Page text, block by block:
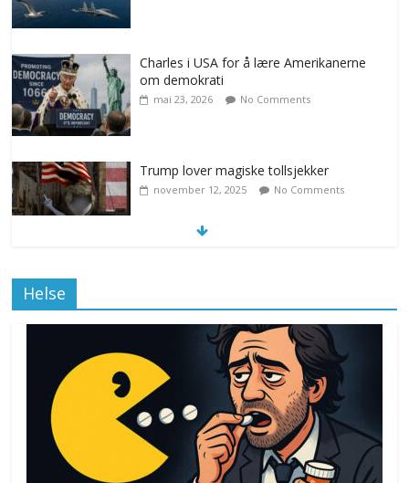
Charles i USA for å lære Amerikanerne
om demokrati
mai 23, 2026 No Comments
Trump lover magiske tollsjekker
november 12, 2025 No Comments
Drone stopper flytrafikken i Stockholm,
ekspert mistenker MDG
november 6, 2025 No Comments
Helse